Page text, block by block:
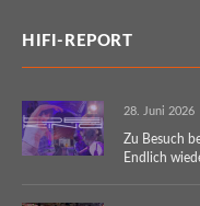
HIFI-REPORT
28. Juni 2026
Zu Besuch
Endlich